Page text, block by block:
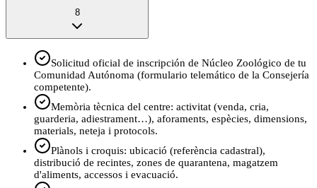
8
Solicitud oficial de inscripción de Núcleo Zoológico de tu
Comunidad Autónoma (formulario telemático de la Consejería
competente).
Memòria tècnica del centre: activitat (venda, cria,
guarderia, adiestrament…), aforaments, espècies, dimensions,
materials, neteja i protocols.
Plànols i croquis: ubicació (referència cadastral),
distribució de recintes, zones de quarantena, magatzem
d'aliments, accessos i evacuació.